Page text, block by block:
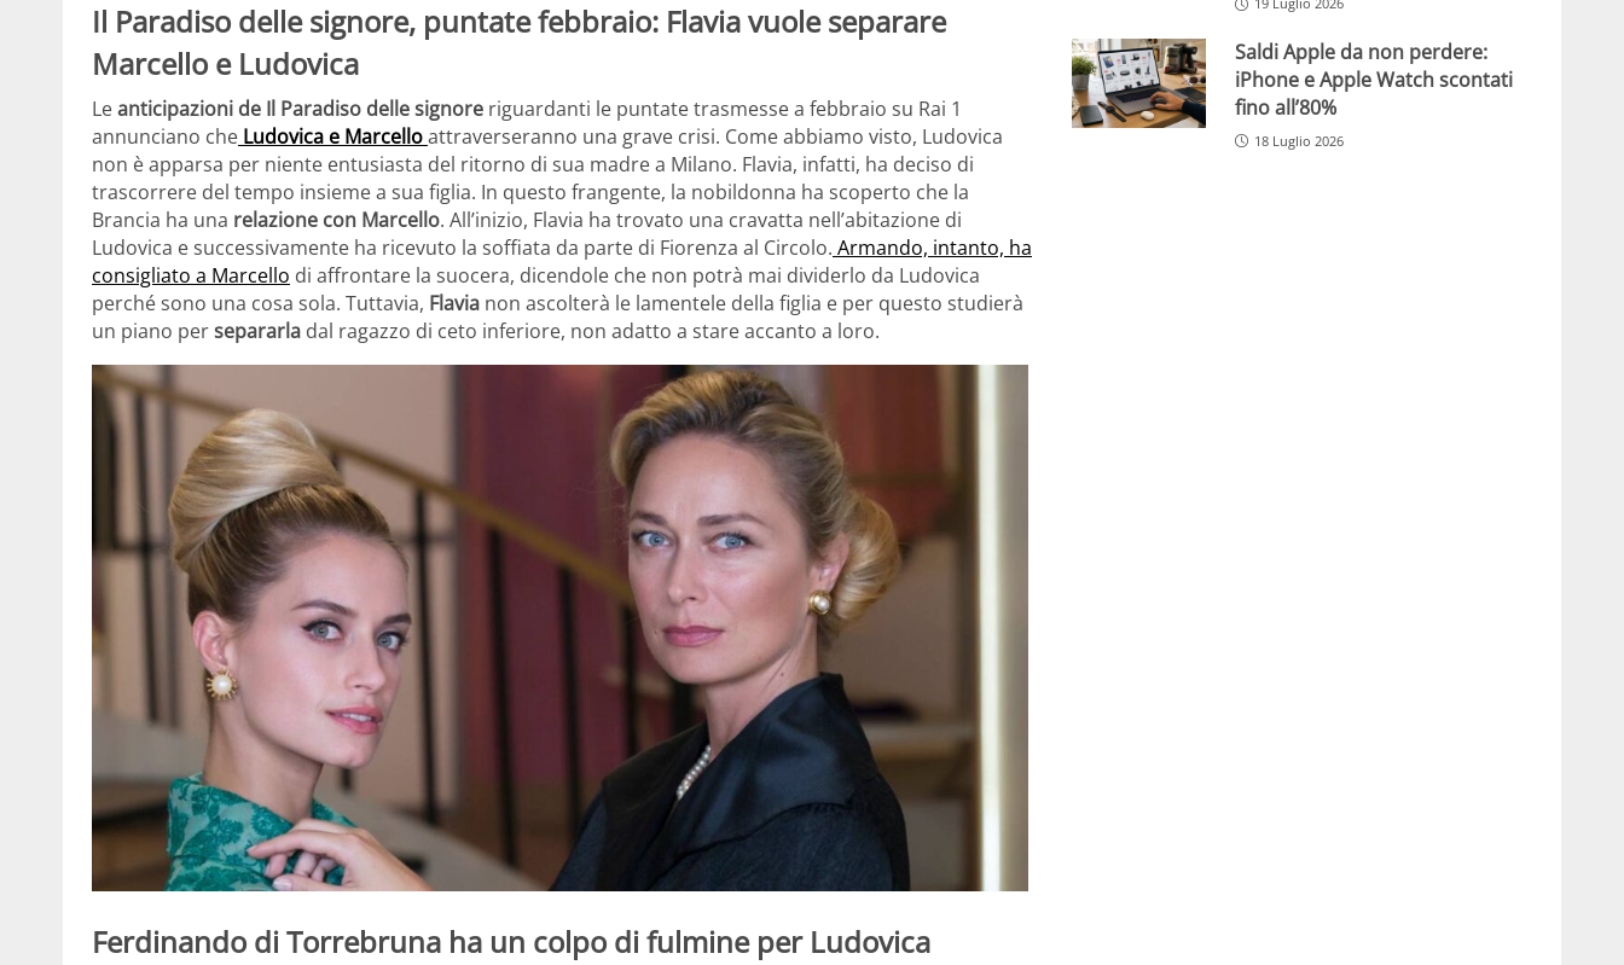
Il Paradiso delle signore, puntate febbraio: Flavia vuole separare
Marcello e Ludovica
Leanticipazioni de Il Paradiso delle signore riguardanti le puntate trasmesse a febbraio su Rai 1
annunciano che Ludovica e Marcelloattraverseranno una grave crisi. Come abbiamo visto, Ludovica
non è apparsa per niente entusiasta del ritorno di sua madre a Milano. Flavia, infatti, ha deciso di
trascorrere del tempo insieme a sua figlia. In questo frangente, la nobildonna ha scoperto che la
Brancia ha una relazione con Marcello. All’inizio, Flavia ha trovato una cravatta nell’abitazione di
Ludovica e successivamente ha ricevuto la soffiata da parte di Fiorenza al Circolo. Armando, intanto, ha
consigliato a Marcello di affrontare la suocera, dicendole che non potrà mai dividerlo da Ludovica
perché sono una cosa sola. Tuttavia, Flavia non ascolterà le lamentele della figlia e per questo studierà
un piano persepararla dal ragazzo di ceto inferiore, non adatto a stare accanto a loro.
Ferdinando di Torrebruna ha un colpo di fulmine per Ludovica
Saldi Apple da non perdere:
iPhone e Apple Watch scontati
fino all’80%
18 Luglio 2026